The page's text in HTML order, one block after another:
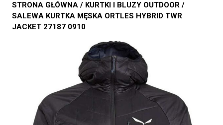
STRONA GŁÓWNA / KURTKI I BLUZY OUTDOOR /
SALEWA KURTKA MĘSKA ORTLES HYBRID TWR
JACKET 27187 0910